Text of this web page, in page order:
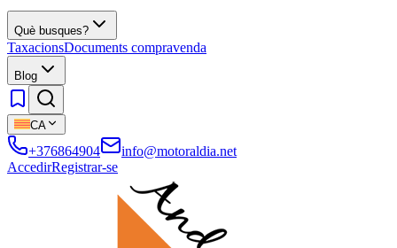
Què busques?
TaxacionsDocuments compravenda
Blog
CA
+376864904
info@motoraldia.net
AccedirRegistrar-se